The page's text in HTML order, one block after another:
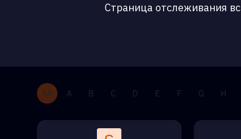
Страница отслеживания
All A B C D E F G H